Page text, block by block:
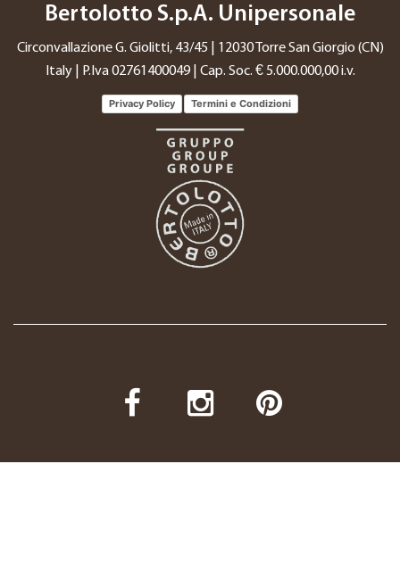
Bertolotto S.p.A. Unipersonale
Circonvallazione G. Giolitti, 43/45 | 12030 Torre San Giorgio (CN)
Italy | P.Iva 02761400049 | Cap. Soc. € 5.000.000,00 i.v.
Privacy Policy Termini e Condizioni